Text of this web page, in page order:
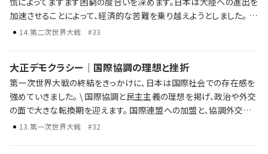
加速させることによって、経済的な苦難を乗り越えようとしました。 し
かし、大陸への進出は中国との武力衝突へと発展し、国際的な孤立
中戦争 第二次世界大戦と日本の対応 太平洋戦争の始まりと戦争の
終結 歴史年表だけでは語り尽くせない彼らの野望、戦略、そして後の
時代への影響を、ラジレキが独自解説します。
14.第二次世界大戦 #33
大正デモクラシー｜国際協調の理想と挫折
第一次世界大戦の終結をきっかけに、日本は国際社会での存在感を
強めていきました。 \ 国際協調と民主主義の理想を掲げ、政治や外交
の面で大きな転換期を迎えます。 国際連盟への加盟と、協調外交の
推進 政党内閣の成立と「憲政の常道」 普通選挙法の制定による選挙
13.第一次世界大戦 #32